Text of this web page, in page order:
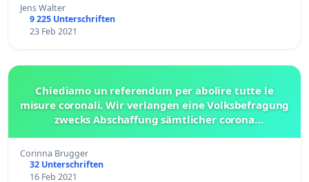
Jens Walter
9 225 Unterschriften
23 Feb 2021
Chiediamo un referendum per abolire tutte le
misure coronali. Wir verlangen eine Volksbefragung
zwecks Abschaffung sämtlicher corona
Corinna Brugger
32 Unterschriften
16 Feb 2021